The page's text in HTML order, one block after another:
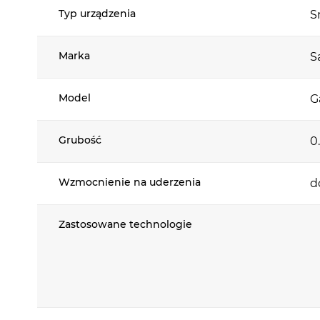
W
Właśnie
Typ urządzenia
Marka
Model
Grubość
Wzmocnienie na uderzenia
Zastosowane technologie